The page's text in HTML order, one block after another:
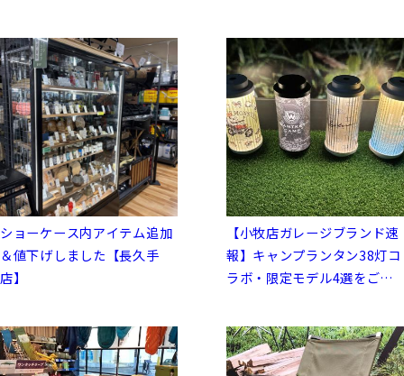
ショーケース内アイテム追加
＆値下げしました【長久手
店】
【小牧店ガレージブランド速
報】キャンプランタン38灯コ
ラボ・限定モデル4選をご紹